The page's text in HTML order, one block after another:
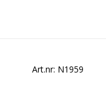
Art.nr: N1959